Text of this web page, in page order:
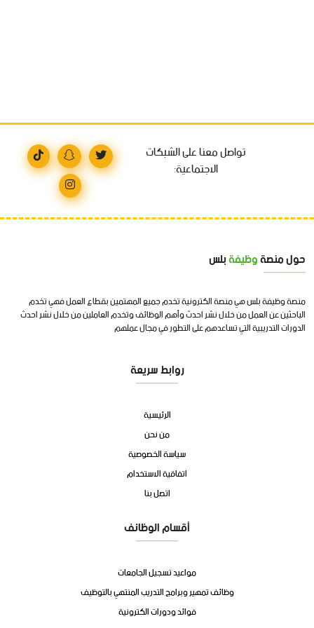
تواصل معنا على الشبكات
الاجتماعية:
حول منصةوظيفةبلس
منصة وظيفة بلس هي منصة الكترونية تخدم جميع المهتمين بقطاع العمل فهي تخدم
الباحثين عن العمل من خلال نشر احدث وأهم الوظائف وتخدم العاملين من خلال نشر احدث
الدورات التدريبية التي تساعدهم على التطور في مجال عملهم
روابط سريعة
الرئيسية
من نحن
سياسة الخصوصية
اتفاقية الاستخدام
اتصل بنا
أقسام الوظائف
مواعيد تسجيل الجامعات
وظائف تمهير وبرامج التدريب المنتهي بالتوظيف
فوائد ودورات الكترونية